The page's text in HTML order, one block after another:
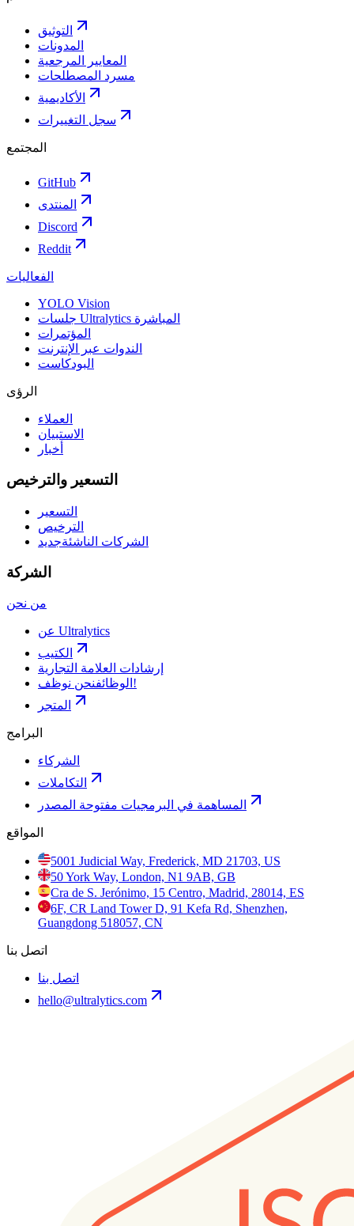
التوثيق
المدونات
المعايير المرجعية
مسرد المصطلحات
الأكاديمية
سجل التغييرات
المجتمع
GitHub
المنتدى
Discord
Reddit
الفعاليات
YOLO Vision
جلسات Ultralytics المباشرة
المؤتمرات
الندوات عبر الإنترنت
البودكاست
الرؤى
العملاء
الاستبيان
أخبار
التسعير والترخيص
التسعير
الترخيص
الشركات الناشئةجديد
الشركة
من نحن
عن Ultralytics
الكتيب
إرشادات العلامة التجارية
الوظائف نحن نوظف!
المتجر
البرامج
الشركاء
التكاملات
المساهمة في البرمجيات مفتوحة المصدر
المواقع
5001 Judicial Way, Frederick, MD 21703, US
50 York Way, London, N1 9AB, GB
Cra de S. Jerónimo, 15 Centro, Madrid, 28014, ES
6F, CR Land Tower D, 91 Kefa Rd, Shenzhen,
Guangdong 518057, CN
اتصل بنا
اتصل بنا
hello@ultralytics.com